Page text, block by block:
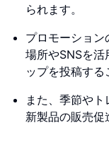
られます。
プロモーション
場所やSNSを
ップを投稿する
また、季節やト
新製品の販売促